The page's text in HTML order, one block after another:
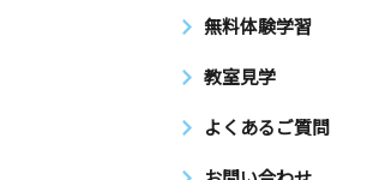
無料体験学習
教室見学
よくあるご質問